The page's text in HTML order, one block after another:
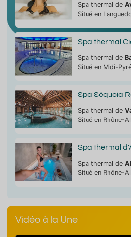
Spa thermal de
Situé en
Spa thermal
Spa thermal de
Situé en Midi-
Spa Séquoia
Spa thermal de
Situé en Rhône-
Spa thermal
Spa thermal de
Situé en Rhône-
Vidéo à la Une